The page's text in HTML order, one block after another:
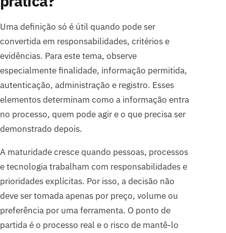
Uma definição só é útil quando pode ser
convertida em responsabilidades, critérios e
evidências. Para este tema, observe
especialmente finalidade, informação permitida,
autenticação, administração e registro. Esses
elementos determinam como a informação entra
no processo, quem pode agir e o que precisa ser
demonstrado depois.
A maturidade cresce quando pessoas, processos
e tecnologia trabalham com responsabilidades e
prioridades explícitas. Por isso, a decisão não
deve ser tomada apenas por preço, volume ou
preferência por uma ferramenta. O ponto de
partida é o processo real e o risco de mantê-lo